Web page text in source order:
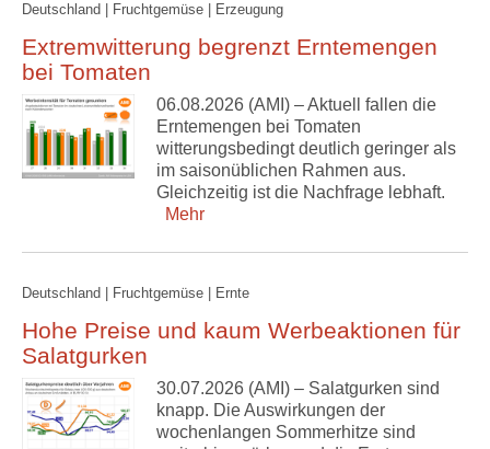
Deutschland | Fruchtgemüse | Erzeugung
Extremwitterung begrenzt Erntemengen
bei Tomaten
06.08.2026 (AMI) – Aktuell fallen die
Erntemengen bei Tomaten
witterungsbedingt deutlich geringer als
im saisonüblichen Rahmen aus.
Gleichzeitig ist die Nachfrage lebhaft.
Mehr
Deutschland | Fruchtgemüse | Ernte
Hohe Preise und kaum Werbeaktionen für
Salatgurken
30.07.2026 (AMI) – Salatgurken sind
knapp. Die Auswirkungen der
wochenlangen Sommerhitze sind